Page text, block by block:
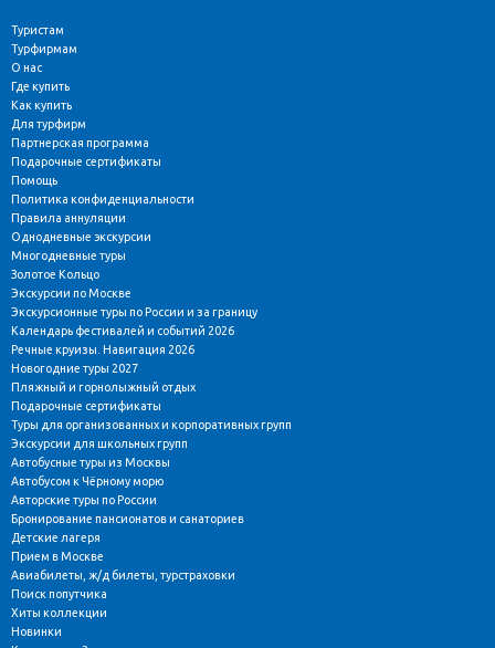
Туристам
Турфирмам
О нас
Где купить
Как купить
Для турфирм
Партнерская программа
Подарочные сертификаты
Помощь
Политика конфиденциальности
Правила аннуляции
Однодневные экскурсии
Многодневные туры
Золотое Кольцо
Экскурсии по Москве
Экскурсионные туры по России и за границу
Календарь фестивалей и событий 2026
Речные круизы. Навигация 2026
Новогодние туры 2027
Пляжный и горнолыжный отдых
Подарочные сертификаты
Туры для организованных и корпоративных групп
Экскурсии для школьных групп
Автобусные туры из Москвы
Автобусом к Чёрному морю
Авторские туры по России
Бронирование пансионатов и санаториев
Детские лагеря
Прием в Москве
Авиабилеты, ж/д билеты, турстраховки
Поиск попутчика
Хиты коллекции
Новинки